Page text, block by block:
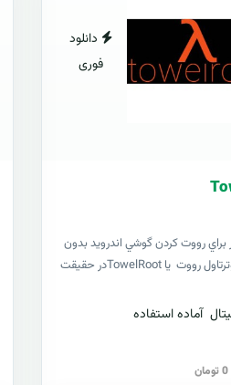
دانلود
فوری
براي رووت کردن گوشي اندرويد بدون
نياز به کامپيوترتاول رووت يا TowelRootدر حقيقت
آماده استفاده